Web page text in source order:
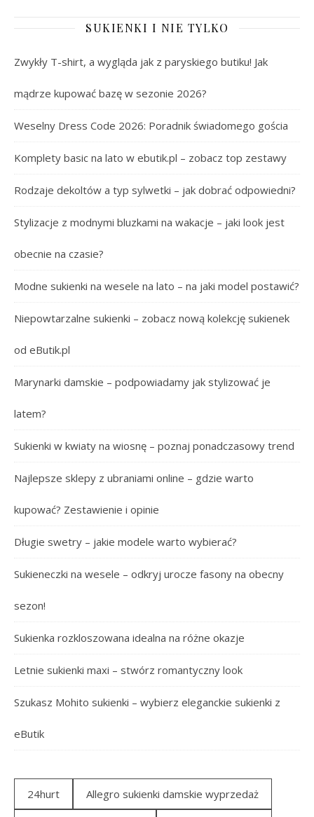
SUKIENKI I NIE TYLKO
Zwykły T-shirt, a wygląda jak z paryskiego butiku! Jak
mądrze kupować bazę w sezonie 2026?
Weselny Dress Code 2026: Poradnik świadomego gościa
Komplety basic na lato w ebutik.pl – zobacz top zestawy
Rodzaje dekoltów a typ sylwetki – jak dobrać odpowiedni?
Stylizacje z modnymi bluzkami na wakacje – jaki look jest
obecnie na czasie?
Modne sukienki na wesele na lato – na jaki model postawić?
Niepowtarzalne sukienki – zobacz nową kolekcję sukienek
od eButik.pl
Marynarki damskie – podpowiadamy jak stylizować je
latem?
Sukienki w kwiaty na wiosnę – poznaj ponadczasowy trend
Najlepsze sklepy z ubraniami online – gdzie warto
kupować? Zestawienie i opinie
Długie swetry – jakie modele warto wybierać?
Sukieneczki na wesele – odkryj urocze fasony na obecny
sezon!
Sukienka rozkloszowana idealna na różne okazje
Letnie sukienki maxi – stwórz romantyczny look
Szukasz Mohito sukienki – wybierz eleganckie sukienki z
eButik
24hurt Allegro sukienki damskie wyprzedaż